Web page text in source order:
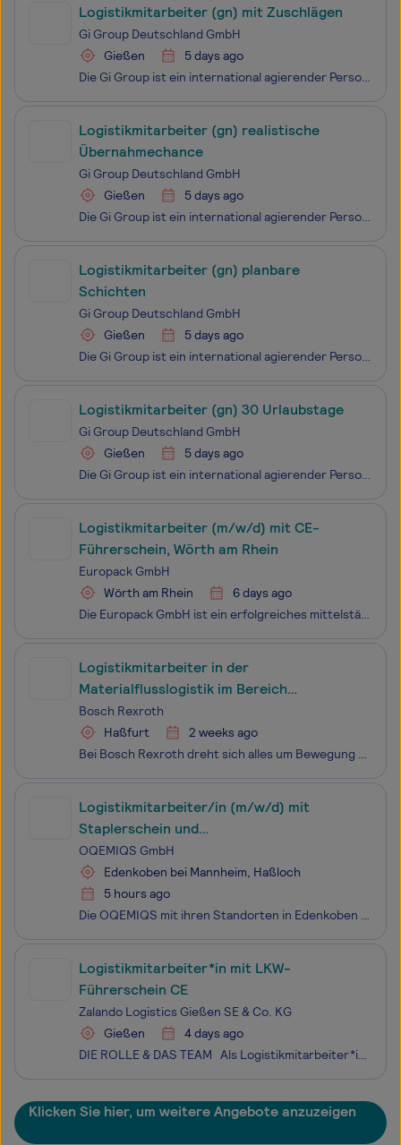
Logistikmitarbeiter (gn) mit Zuschlägen
Gi Group Deutschland GmbH
Gießen
5 days ago
Die Gi Group ist ein international agierender Personaldienstleister mit mehr als 500 Standorten in 40 Ländern.
Logistikmitarbeiter (gn) realistische
Übernahmechance
Gi Group Deutschland GmbH
Gießen
5 days ago
Die Gi Group ist ein international agierender Personaldienstleister mit mehr als 500 Standorten in 40 Ländern.
Logistikmitarbeiter (gn) planbare
Schichten
Gi Group Deutschland GmbH
Gießen
5 days ago
Die Gi Group ist ein international agierender Personaldienstleister mit mehr als 500 Standorten in 40 Ländern.
Logistikmitarbeiter (gn) 30 Urlaubstage
Gi Group Deutschland GmbH
Gießen
5 days ago
Die Gi Group ist ein international agierender Personaldienstleister mit mehr als 500 Standorten in 40 Ländern.
Logistikmitarbeiter (m/w/d) mit CE-
Führerschein, Wörth am Rhein
Europack GmbH
Wörth am Rhein
6 days ago
Die Europack GmbH ist ein erfolgreiches mittelständisches Unternehmen der Verpackungsindustrie, das auf die Entwicklung, Produktion und den Vertrieb von unterschiedlichen Verpackungslösungen aus Wellpappe spezialisiert ist. Die Europack ist ein Unternehmen der Palm Gruppe. Mit 4.800 Beschäftigten is
Logistikmitarbeiter in der
Materialflusslogistik im Bereich
Verpackung (w/m/div.) – befristet
Bosch Rexroth
Haßfurt
2 weeks ago
Bei Bosch Rexroth dreht sich alles um Bewegung und den Erfolg unserer Kunden. Mit unseren vernetzbaren Antriebs- und Steuerungstechnologien sowie digitalen Lösungen arbeiten Maschinen und Anlagen effizient, sicher und leistungsstark. Wir bieten unseren Kunden Komponenten, Systemlösungen und Services
Logistikmitarbeiter/in (m/w/d) mit
Staplerschein und
Kommissionierkenntnissen
OQEMIQS GmbH
Edenkoben bei Mannheim, Haßloch
5 hours ago
Die OQEMIQS mit ihren Standorten in Edenkoben und Haßloch entwickelt individuelle Lösungen für die Herstellung und Abfüllung chemischer Produkte und hat sich in den vergangenen 100 Jahren als qualitativ hochwertiger Lohndienstleister etabliert. Als Teil der OQEMA Gruppe realisiert das erfahrende Tea
Logistikmitarbeiter*in mit LKW-
Führerschein CE
Zalando Logistics Gießen SE & Co. KG
Gießen
4 days ago
DIE ROLLE & DAS TEAM Als Logistikmitarbeiter*in mit LKW-Führerschein CE (m/w/d) an unserem neuen Standort in Gießen fährst du unsere Umsetzfahrzeuge (Wiesel) und versetzt Brücken auf unserem Yard, um einen reibungslosen Ablauf am Wareneingang und Warenausgang sicherzustell
Klicken Sie hier, um weitere Angebote anzuzeigen